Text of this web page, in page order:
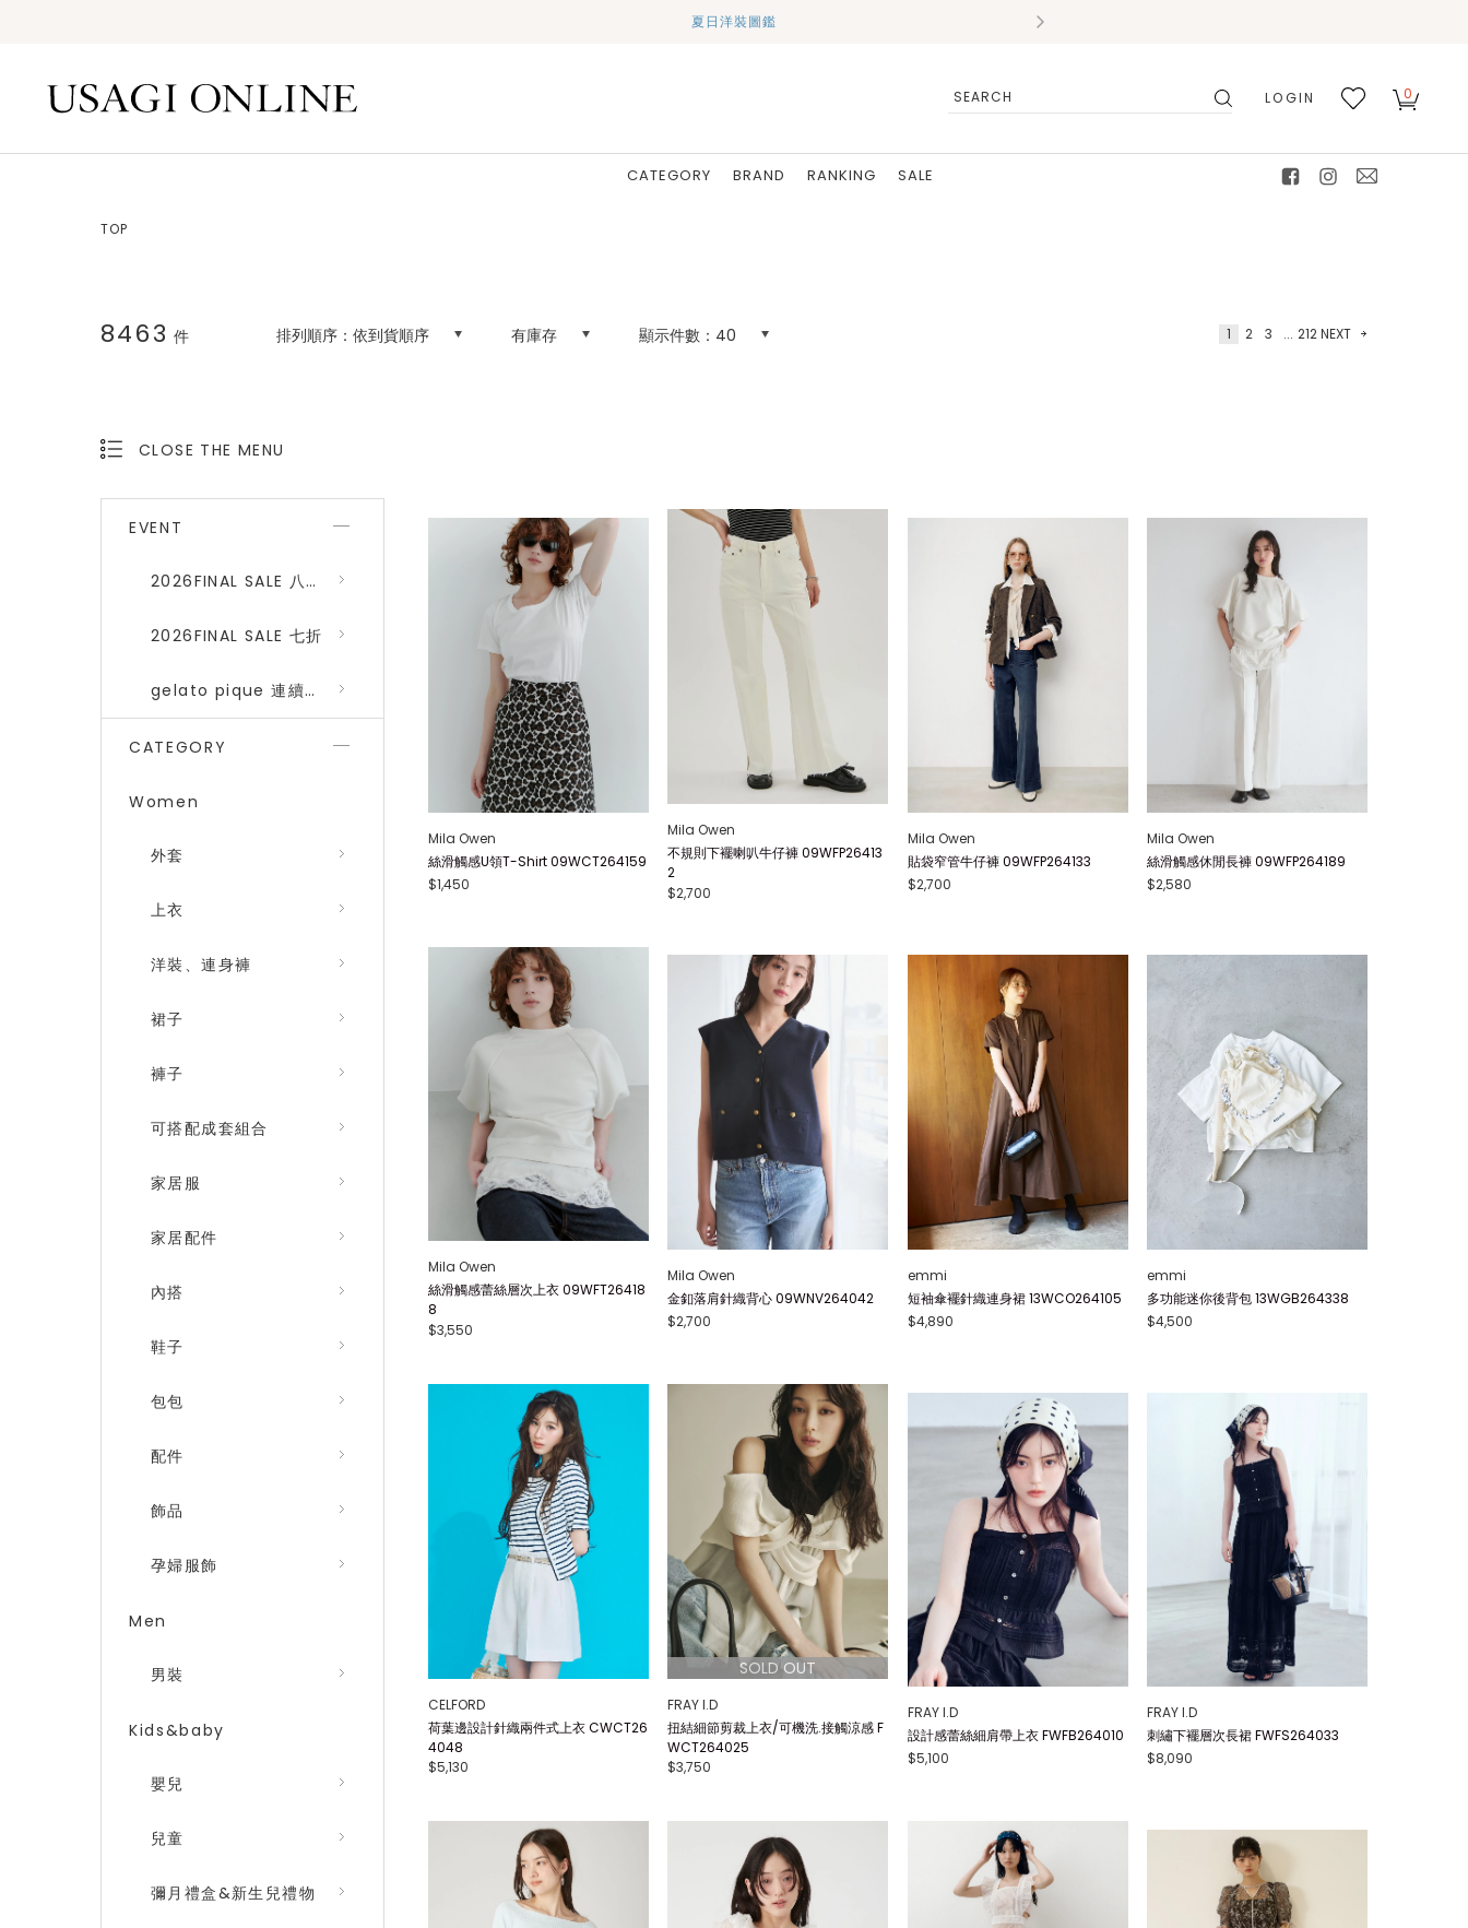
夏日洋裝圖鑑
LOGIN 0
CATEGORY BRAND RANKING
SALE
TOP
8463 件 排列順序： 依到貨順序 有庫存 顯示件數： 40 1 2 3 ... 212NEXT
CLOSE THE MENU
EVENT
2026FINAL SALE 八折 (gelato pique、SNIDEL HOME)
2026FINAL SALE 七折
gelato pique 連續品番八折
CATEGORY
Women
外套
上衣
洋裝、連身褲
裙子
褲子
可搭配成套組合
家居服
家居配件
內搭
鞋子
包包
配件
飾品
孕婦服飾
Men
男裝
Kids&baby
嬰兒
兒童
彌月禮盒&新生兒禮物
Mila Owen
絲滑觸感U領T-Shirt 09WCT264159
$1,450
Mila Owen
不規則下襬喇叭牛仔褲 09WFP26413
2
$2,700
Mila Owen
貼袋窄管牛仔褲 09WFP264133
$2,700
Mila Owen
絲滑觸感休閒長褲 09WFP264189
$2,580
Mila Owen
絲滑觸感蕾絲層次上衣 09WFT26418
8
$3,550
Mila Owen
金釦落肩針織背心 09WNV264042
$2,700
emmi
短袖傘襬針織連身裙 13WCO264105
$4,890
emmi
多功能迷你後背包 13WGB264338
$4,500
CELFORD
荷葉邊設計針織兩件式上衣 CWCT26
4048
$5,130
FRAY I.D
扭結細節剪裁上衣/可機洗.接觸涼感 F
WCT264025
$3,750
FRAY I.D
設計感蕾絲細肩帶上衣 FWFB264010
$5,100
FRAY I.D
刺繡下襬層次長裙 FWFS264033
$8,090